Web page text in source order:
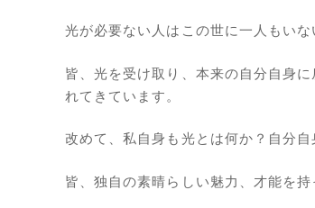
光が必要ない人はこの世に一人もいな
皆、光を受け取り、本来の自分自身
れてきています。
改めて、私自身も光とは何か？自分
皆、独自の素晴らしい魅力、才能を持